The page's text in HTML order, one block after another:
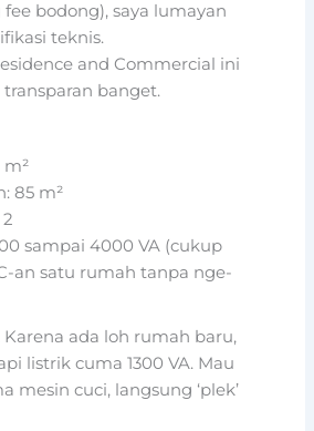
bodong), saya lumayan
teknis.
and Commercial ini
banget.
m²
85 m²
sampai 4000 VA (cukup
an satu rumah tanpa nge-
ada loh rumah baru,
listrik cuma 1300 VA. Mau
mesin cuci, langsung ‘plek’